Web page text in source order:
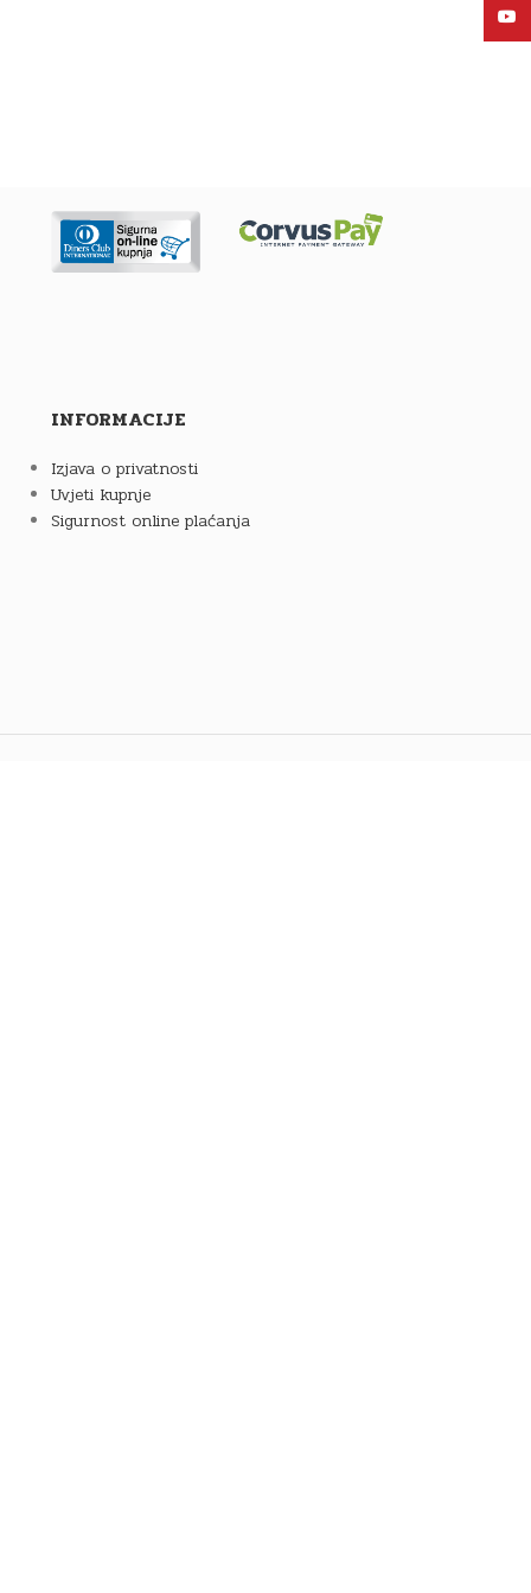
INFORMACIJE
Izjava o privatnosti
Uvjeti kupnje
Sigurnost online plaćanja